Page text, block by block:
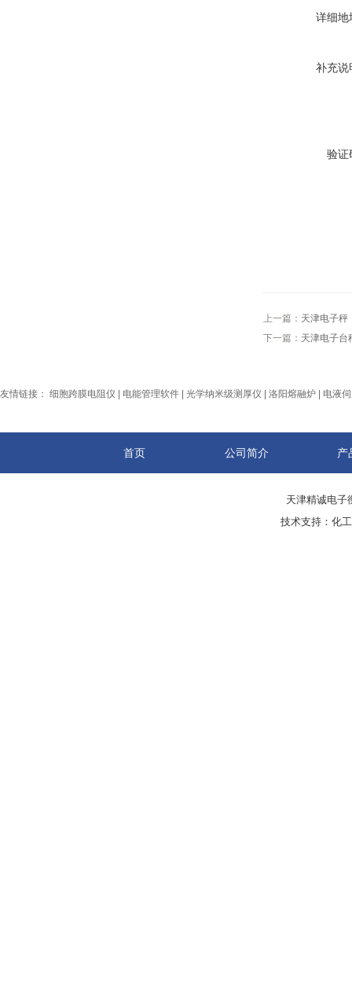
详细地
补充说
验证
上一篇： 天津电子秤
下一篇： 天津电子台
友情链接： 细胞跨膜电阻仪 电能管理软件 光学纳米级测厚仪 洛阳熔融炉 电液
首页 公司简介 产
天津精诚电
技术支持： 化